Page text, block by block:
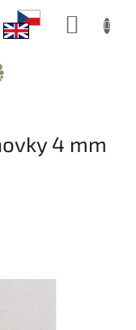
4 mm